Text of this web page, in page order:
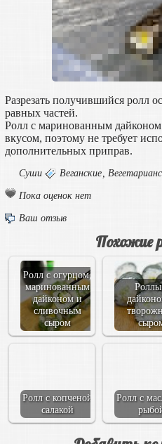
Разрезать получившийся ролл
равных частей.
Ролл с маринованным дайконом
вкусом, поэтому не требует
дополнительных приправ.
Суши Веганские,
Пока оценок нет
Ваш отзыв
Похожие
Ролл с огурцом,
маринованным
дайконом и
сливочным
сыром
Ролл с копченой
салакой
Ролл с